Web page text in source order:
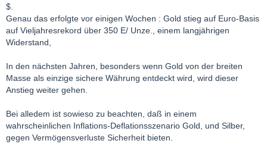
$.
Genau das erfolgte vor einigen Wochen : Gold stieg auf Euro-Basis
auf Vieljahresrekord über 350 E/ Unze., einem langjährigen
Widerstand,
In den nächsten Jahren, besonders wenn Gold von der breiten
Masse als einzige sichere Währung entdeckt wird, wird dieser
Anstieg weiter gehen.
Bei alledem ist sowieso zu beachten, daß in einem
wahrscheinlichen Inflations-Deflationsszenario Gold, und Silber,
gegen Vermögensverluste Sicherheit bieten.